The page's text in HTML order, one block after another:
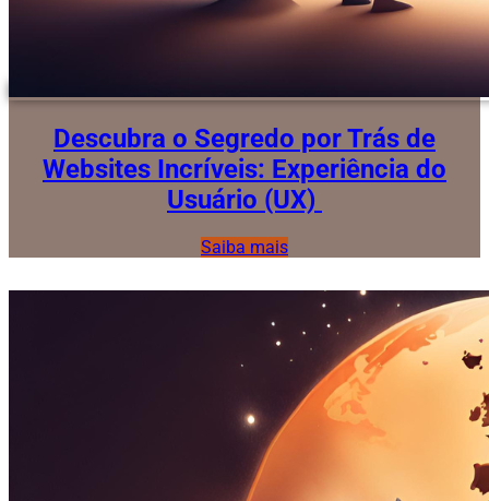
Descubra o Segredo por Trás de
Websites Incríveis: Experiência do
Usuário (UX)
Saiba mais